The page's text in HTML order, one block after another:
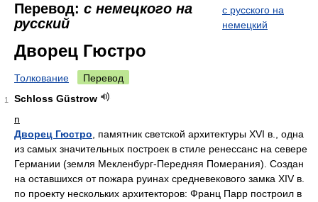
Перевод: с немецкого на
русский
с русского на
немецкий
Дворец Гюстро
Толкование Перевод
1
Schloss Güstrow
n
Дворец Гюстро , памятник светской архитектуры XVI в., одна
из самых значительных построек в стиле ренессанс на севере
Германии (земля Мекленбург-Передняя Померания). Создан
на оставшихся от пожара руинах средневекового замка XIV в.
по проекту нескольких архитекторов: Франц Парр построил в